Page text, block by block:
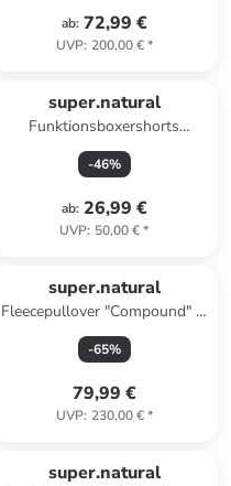
ab: 72,99 €
UVP: 200,00 €*
super.natural
Funktionsboxershorts
"Tundra" in Weiß
-46%
ab: 26,99 €
UVP: 50,00 €*
super.natural
Fleecepullover "Compound" in
Schwarz
-65%
79,99 €
UVP: 230,00 €*
super.natural